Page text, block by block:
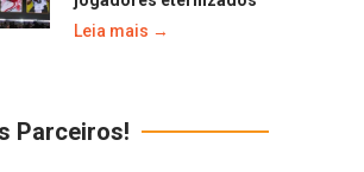
Leia mais →
Parceiros!